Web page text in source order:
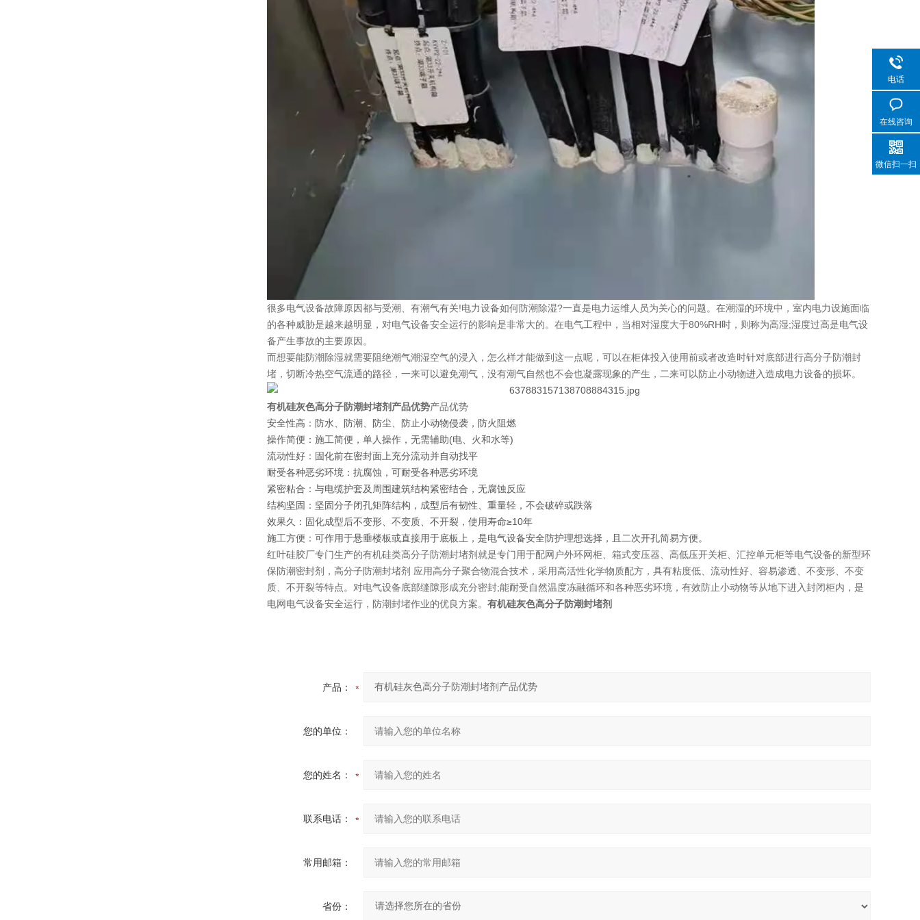
很多电气设备故障原因都与受潮、有潮气有关!电力设备如何防潮除湿?一直是电力运维人员为关心的问题。在潮湿的环境中，室内电力设施面临
的各种威胁是越来越明显，对电气设备安全运行的影响是非常大的。在电气工程中，当相对湿度大于80%RH时，则称为高湿;湿度过高是电气设
备产生事故的主要原因。
而想要能防潮除湿就需要阻绝潮气潮湿空气的浸入，怎么样才能做到这一点呢，可以在柜体投入使用前或者改造时针对底部进行高分子防潮封
堵，切断冷热空气流通的路径，一来可以避免潮气，没有潮气自然也不会也凝露现象的产生，二来可以防止小动物进入造成电力设备的损坏。
有机硅灰色高分子防潮封堵剂产品优势产品优势
安全性高：防水、防潮、防尘、防止小动物侵袭，防火阻燃
操作简便：施工简便，单人操作，无需辅助(电、火和水等)
流动性好：固化前在密封面上充分流动并自动找平
耐受各种恶劣环境：抗腐蚀，可耐受各种恶劣环境
紧密粘合：与电缆护套及周围建筑结构紧密结合，无腐蚀反应
结构坚固：坚固分子闭孔矩阵结构，成型后有韧性、重量轻，不会破碎或跌落
效果久：固化成型后不变形、不变质、不开裂，使用寿命≥10年
施工方便：可作用于悬垂楼板或直接用于底板上，是电气设备安全防护理想选择，且二次开孔简易方便。
红叶硅胶厂专门生产的有机硅类高分子防潮封堵剂就是专门用于配网户外环网柜、箱式变压器、高低压开关柜、汇控单元柜等电气设备的新型环
保防潮密封剂，高分子防潮封堵剂 应用高分子聚合物混合技术，采用高活性化学物质配方，具有粘度低、流动性好、容易渗透、不变形、不变
质、不开裂等特点。对电气设备底部缝隙形成充分密封;能耐受自然温度冻融循环和各种恶劣环境，有效防止小动物等从地下进入封闭柜内，是
电网电气设备安全运行，防潮封堵作业的优良方案。 有机硅灰色高分子防潮封堵剂
产品：
您的单位：
您的姓名：
联系电话：
常用邮箱：
省份：
电话
在线咨询
微信扫一扫